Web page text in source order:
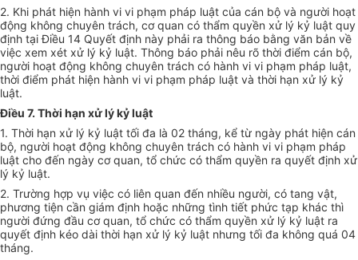
2. Khi phát hiện hành vi vi phạm pháp luật của cán bộ và người hoạt
động không chuyên trách, cơ quan có thẩm quyền xử lý kỷ luật quy
định tại Điều 14 Quyết định này phải ra thông báo bằng văn bản về
việc xem xét xử lý kỷ luật. Thông báo phải nêu rõ thời điểm cán bộ,
người hoạt động không chuyên trách có hành vi vi phạm pháp luật,
thời điểm phát hiện hành vi vi phạm pháp luật và thời hạn xử lý kỷ
luật.
Điều 7. Thời hạn xử lý kỷ luật
1. Thời hạn xử lý kỷ luật tối đa là 02 tháng, kể từ ngày phát hiện cán
bộ, người hoạt động không chuyên trách có hành vi vi phạm pháp
luật cho đến ngày cơ quan, tổ chức có thẩm quyền ra quyết định xử
lý kỷ luật.
2. Trường hợp vụ việc có liên quan đến nhiều người, có tang vật,
phương tiện cần giám định hoặc những tình tiết phức tạp khác thì
người đứng đầu cơ quan, tổ chức có thẩm quyền xử lý kỷ luật ra
quyết định kéo dài thời hạn xử lý kỷ luật nhưng tối đa không quá 04
tháng.